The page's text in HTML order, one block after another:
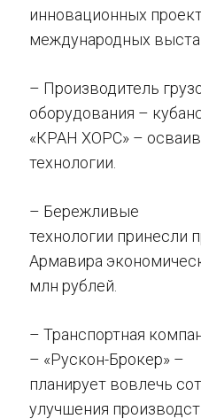
инновационных
международных
– Производитель
оборудования –
«КРАН ХОРС» –
технологии.
– Бережливые
технологии принесли
Армавира
млн рублей.
– Транспортная
– «Рускон-Брокер» –
планирует вовлечь
улучшения